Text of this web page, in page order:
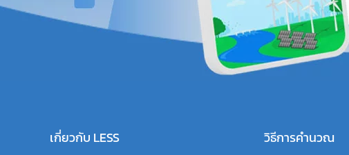
เกี่ยวกับ LESS วิธีการคำนวณ